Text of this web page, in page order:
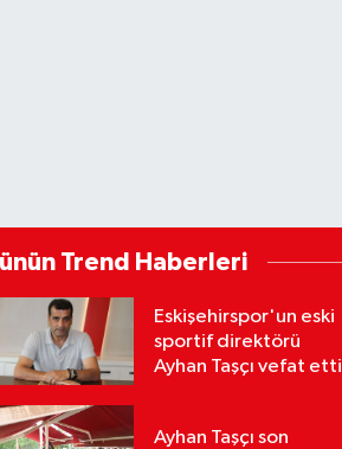
Trend Haberleri
Eskişehirspor'un eski
sportif direktörü
Ayhan Taşçı vefat etti
Ayhan Taşçı son